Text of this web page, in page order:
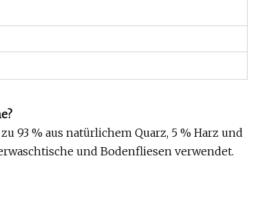
93 % aus natürlichem Quarz, 5 % Harz und
und Bodenfliesen verwendet.